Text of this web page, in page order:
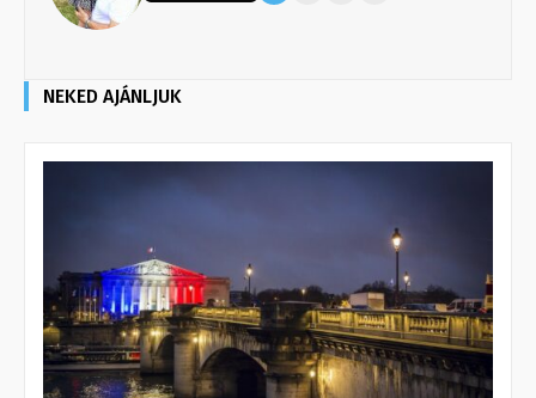
NEKED AJÁNLJUK